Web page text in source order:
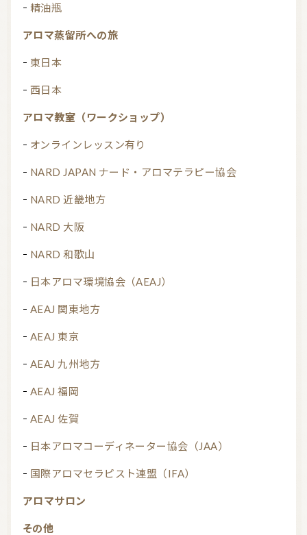
精油瓶
アロマ蒸留所への旅
東日本
西日本
アロマ教室（ワークショップ）
オンラインレッスン有り
NARD JAPAN ナード・アロマテラピー協会
NARD 近畿地方
NARD 大阪
NARD 和歌山
日本アロマ環境協会（AEAJ）
AEAJ 関東地方
AEAJ 東京
AEAJ 九州地方
AEAJ 福岡
AEAJ 佐賀
日本アロマコーディネーター協会（JAA）
国際アロマセラピスト連盟（IFA）
アロマサロン
その他